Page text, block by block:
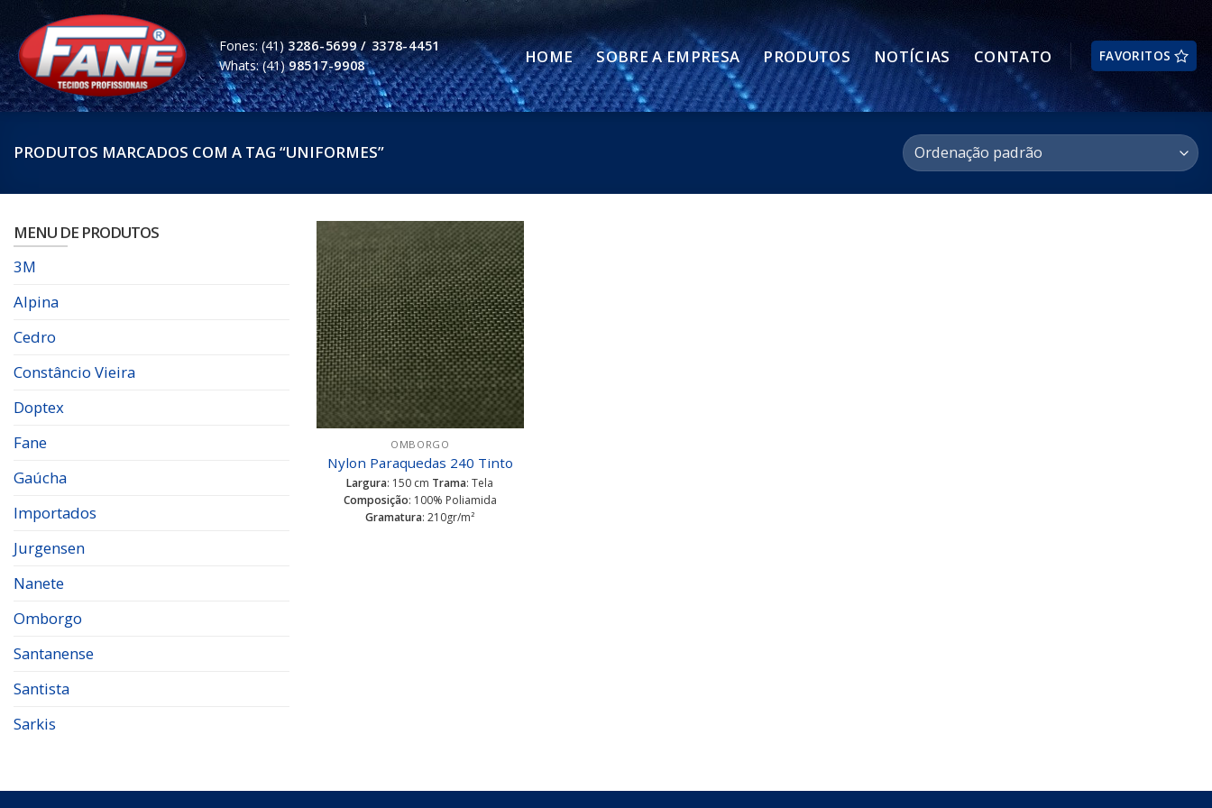
content
Fones: (41) 3286-5699 / 3378-4451
Whats: (41)98517-9908 HOME SOBRE A EMPRESA PRODUTOS NOTÍCIAS CONTATO FAVORITOS
PRODUTOS MARCADOS COM A TAG “UNIFORMES”
MENU DE PRODUTOS
3M
Alpina
Cedro
Constâncio Vieira
Doptex
Fane
Gaúcha
Importados
Jurgensen
Nanete
Omborgo
Santanense
Santista
Sarkis
Adicionar
aos meus
favoritos
OMBORGO
Nylon Paraquedas 240 Tinto
Largura: 150 cm Trama: Tela
Composição: 100% Poliamida
Gramatura: 210gr/m²